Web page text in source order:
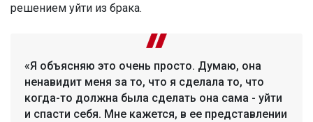
решением уйти из брака.
«Я объясняю это очень просто. Думаю, она
ненавидит меня за то, что я сделала то, что
когда-то должна была сделать она сама - уйти
и спасти себя. Мне кажется, в ее представлении